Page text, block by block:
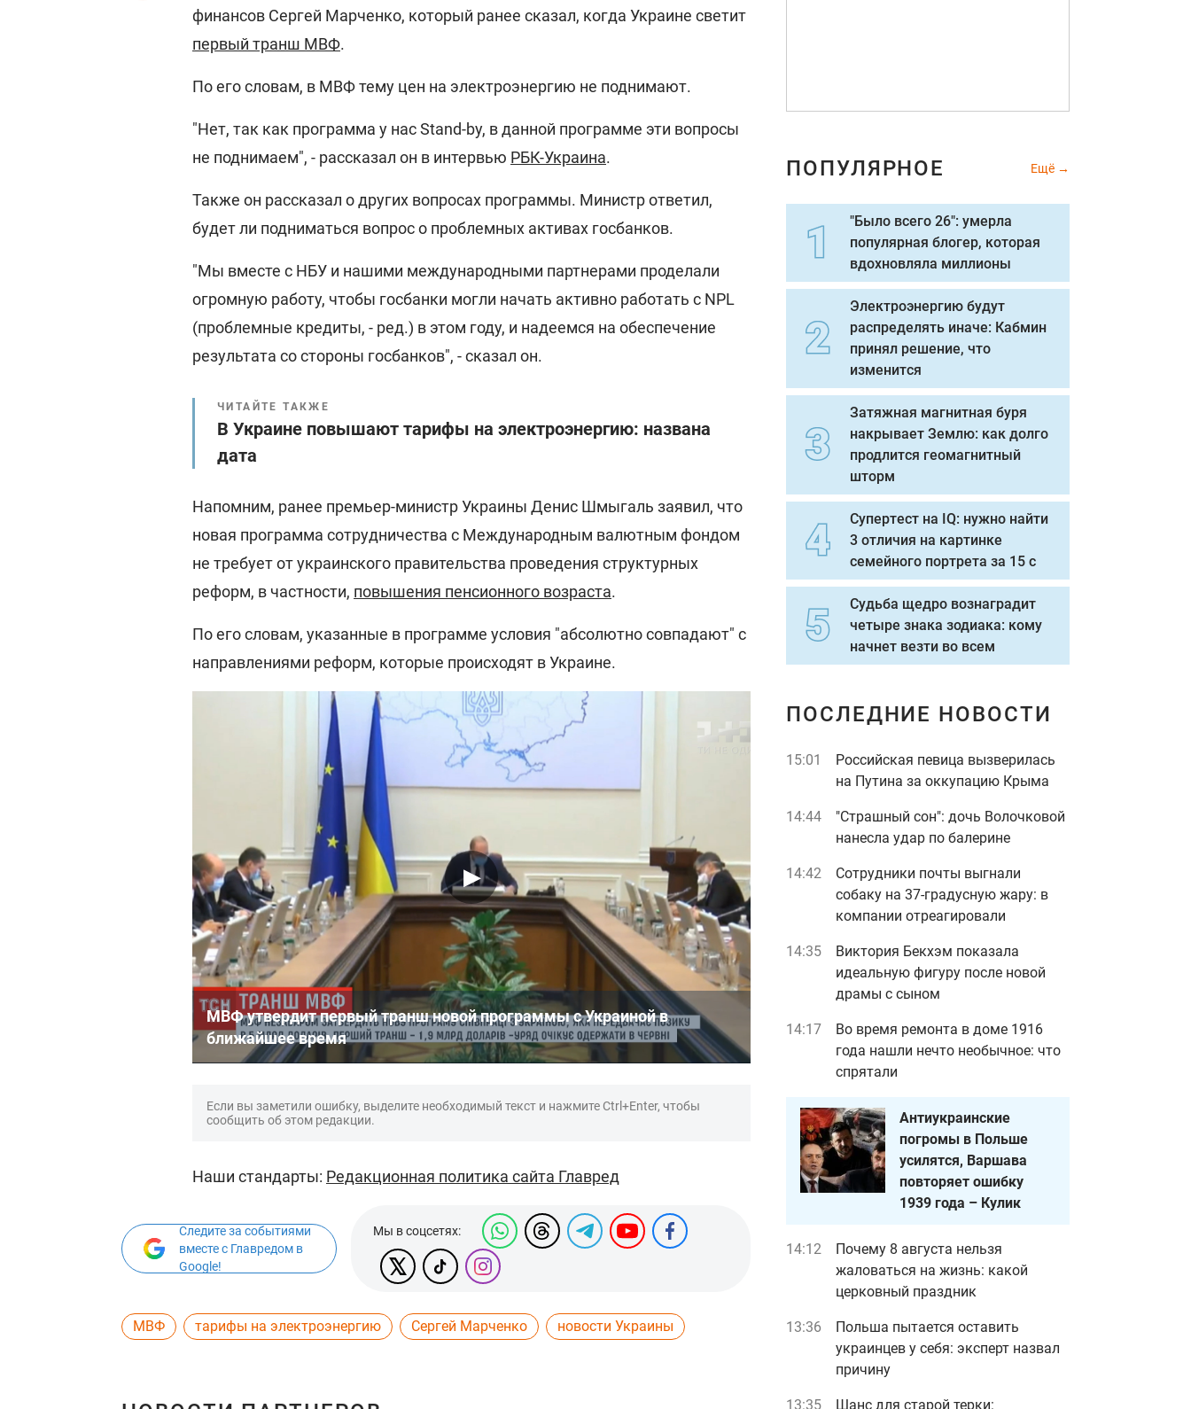
финансов Сергей Марченко, который ранее сказал, когда Украине светит
первый транш МВФ.
По его словам, в МВФ тему цен на электроэнергию не поднимают.
"Нет, так как программа у нас Stand-by, в данной программе эти вопросы
не поднимаем", - рассказал он в интервью РБК-Украина.
Также он рассказал о других вопросах программы. Министр ответил,
будет ли подниматься вопрос о проблемных активах госбанков.
"Мы вместе с НБУ и нашими международными партнерами проделали
огромную работу, чтобы госбанки могли начать активно работать с NPL
(проблемные кредиты, - ред.) в этом году, и надеемся на обеспечение
результата со стороны госбанков", - сказал он.
ЧИТАЙТЕ ТАКЖЕ
В Украине повышают тарифы на электроэнергию: названа
дата
Напомним, ранее премьер-министр Украины Денис Шмыгаль заявил, что
новая программа сотрудничества с Международным валютным фондом
не требует от украинского правительства проведения структурных
реформ, в частности, повышения пенсионного возраста.
По его словам, указанные в программе условия "абсолютно совпадают" с
направлениями реформ, которые происходят в Украине.
МВФ утвердит первый транш новой программы с Украиной в
ближайшее время
Если вы заметили ошибку, выделите необходимый текст и нажмите Ctrl+Enter, чтобы
сообщить об этом редакции.
Наши стандарты: Редакционная политика сайта Главред
Следите за событиями
вместе с Главредом в
Google!
Мы в соцсетях:
МВФ тарифы на электроэнергию Сергей Марченко новости Украины
ПОПУЛЯРНОЕ Ещё
"Было всего 26": умерла
популярная блогер, которая
вдохновляла миллионы
Электроэнергию будут
распределять иначе: Кабмин
принял решение, что
изменится
Затяжная магнитная буря
накрывает Землю: как долго
продлится геомагнитный
шторм
Супертест на IQ: нужно найти
3 отличия на картинке
семейного портрета за 15 с
Судьба щедро вознаградит
четыре знака зодиака: кому
начнет везти во всем
ПОСЛЕДНИЕ НОВОСТИ
15:01
Российская певица вызверилась
на Путина за оккупацию Крыма
14:44
"Страшный сон": дочь Волочковой
нанесла удар по балерине
14:42
Сотрудники почты выгнали
собаку на 37-градусную жару: в
компании отреагировали
14:35
Виктория Бекхэм показала
идеальную фигуру после новой
драмы с сыном
14:17
Во время ремонта в доме 1916
года нашли нечто необычное: что
спрятали
Антиукраинские
погромы в Польше
усилятся, Варшава
повторяет ошибку
1939 года – Кулик
14:12
Почему 8 августа нельзя
жаловаться на жизнь: какой
церковный праздник
13:36
Польша пытается оставить
украинцев у себя: эксперт назвал
причину
13:35
Шанс для старой терки: